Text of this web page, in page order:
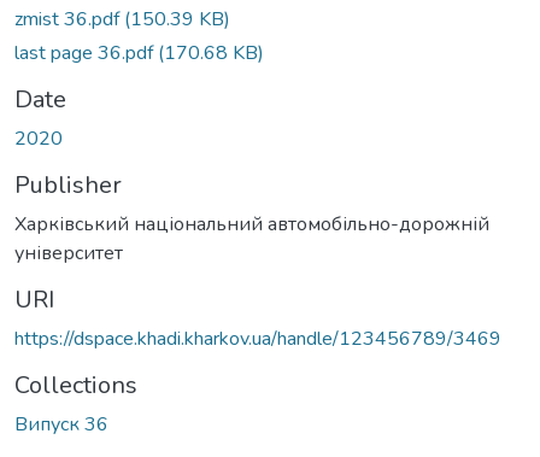
zmist 36.pdf(150.39 KB)
last page 36.pdf(170.68 KB)
Date
2020
Publisher
Харківський національний автомобільно-дорожній
університет
URI
https://dspace.khadi.kharkov.ua/handle/123456789/3469
Collections
Випуск 36